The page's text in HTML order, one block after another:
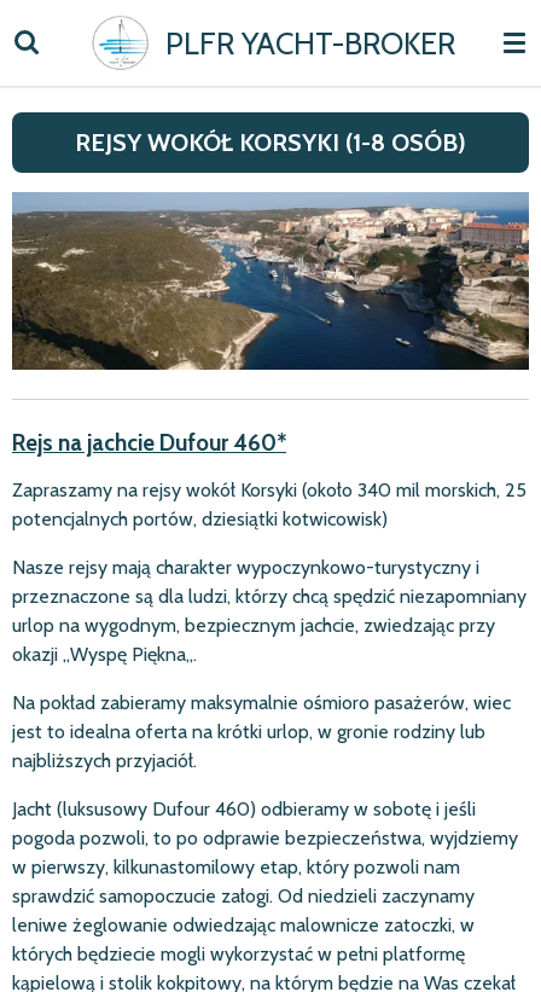
to
content
PLFR YACHT-BROKER
REJSY WOKÓŁ KORSYKI (1-8 OSÓB)
Rejs na jachcie Dufour 460*
Zapraszamy na rejsy wokół Korsyki (około 340 mil morskich, 25
potencjalnych portów, dziesiątki kotwicowisk)
Nasze rejsy mają charakter wypoczynkowo-turystyczny i
przeznaczone są dla ludzi, którzy chcą spędzić niezapomniany
urlop na wygodnym, bezpiecznym jachcie, zwiedzając przy
okazji ,,Wyspę Piękna,,.
Na pokład zabieramy maksymalnie ośmioro pasażerów, wiec
jest to idealna oferta na krótki urlop, w gronie rodziny lub
najbliższych przyjaciół.
Jacht (luksusowy Dufour 460) odbieramy w sobotę i jeśli
pogoda pozwoli, to po odprawie bezpieczeństwa, wyjdziemy
w pierwszy, kilkunastomilowy etap, który pozwoli nam
sprawdzić samopoczucie załogi. Od niedzieli zaczynamy
leniwe żeglowanie odwiedzając malownicze zatoczki, w
których będziecie mogli wykorzystać w pełni platformę
kąpielową i stolik kokpitowy, na którym będzie na Was czekał